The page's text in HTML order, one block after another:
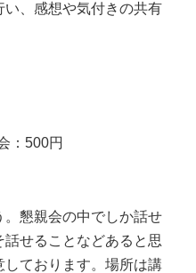
、感想や気付きの共有
500円
懇親会の中でしか話せ
せることなどあると思
ております。場所は講